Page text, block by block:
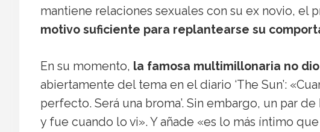
mantiene relaciones sexuales con su ex novio, el
motivo suficiente para replantearse su
En su momento, la famosa multimillonaria no
abiertamente del tema en el diario ‘The Sun’:
perfecto. Será una broma’. Sin embargo, un par
y fue cuando lo vi». Y añade «es lo más íntimo